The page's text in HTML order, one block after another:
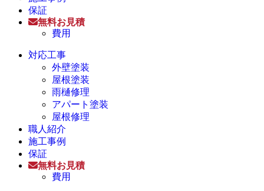
保証
無料お見積
費用
対応工事
外壁塗装
屋根塗装
雨樋修理
アパート塗装
屋根修理
職人紹介
施工事例
保証
無料お見積
費用